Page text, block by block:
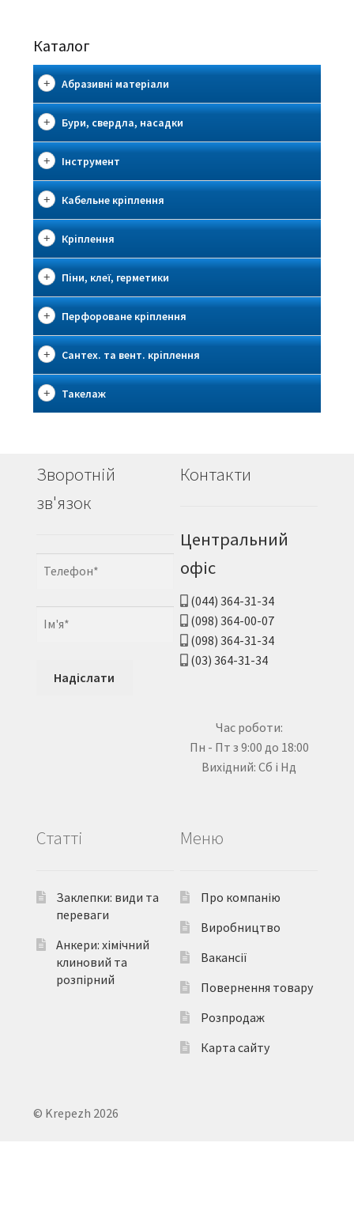
Каталог
Абразивні матеріали
Бури, свердла, насадки
Інструмент
Кабельне кріплення
Кріплення
Піни, клеї, герметики
Перфороване кріплення
Сантех. та вент. кріплення
Такелаж
Зворотній
зв'язок
Контакти
Центральний
офіс
(044) 364-31-34
(098) 364-00-07
(098) 364-31-34
(03) 364-31-34
Час роботи:
Пн - Пт з 9:00 до 18:00
Вихідний: Сб і Нд
Статті
Заклепки: види та
переваги
Анкери: хімічний
клиновий та
розпірний
Меню
Про компанію
Виробництво
Вакансії
Повернення товару
Розпродаж
Карта сайту
© Krepezh 2026